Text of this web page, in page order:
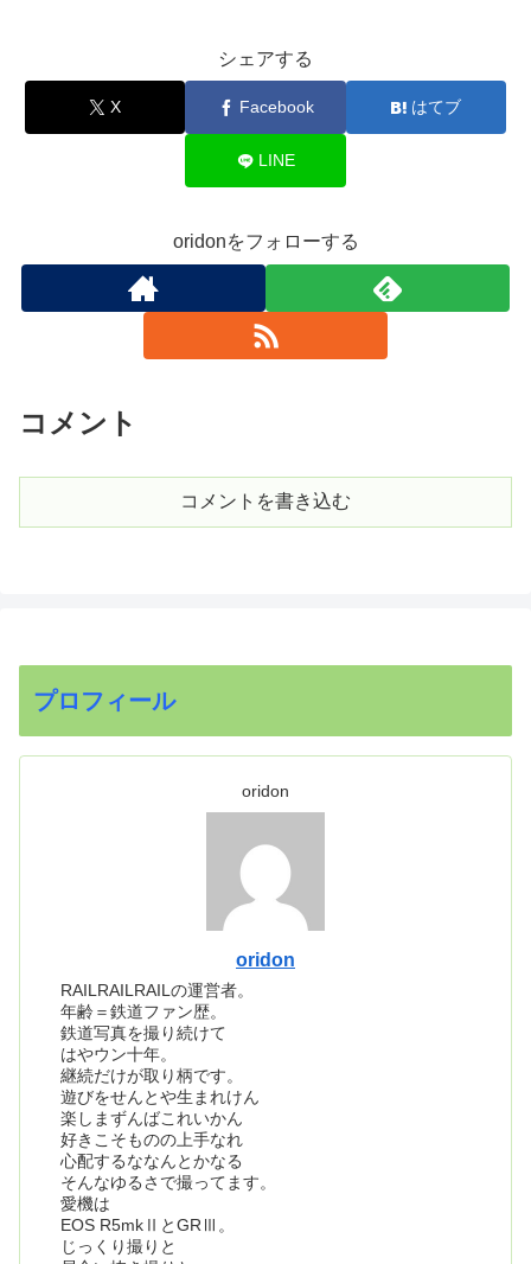
シェアする
X Facebook はてブ
LINE
oridonをフォローする
コメント
コメントを書き込む
プロフィール
oridon
oridon
RAILRAILRAILの運営者。
年齢＝鉄道ファン歴。
鉄道写真を撮り続けて
はやウン十年。
継続だけが取り柄です。
遊びをせんとや生まれけん
楽しまずんばこれいかん
好きこそものの上手なれ
心配するななんとかなる
そんなゆるさで撮ってます。
愛機は
EOS R5mkⅡとGRⅢ。
じっくり撮りと